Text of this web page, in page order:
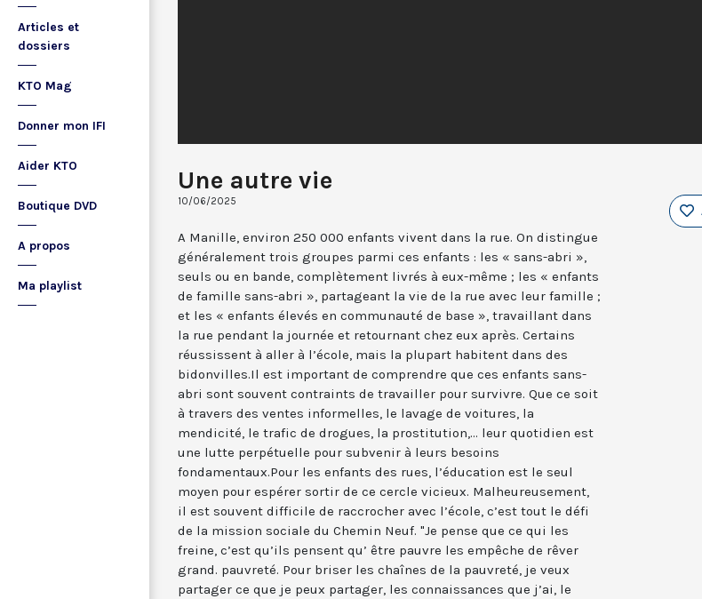
Articles et
dossiers
KTO Mag
Donner mon IFI
Aider KTO
Boutique DVD
A propos
Ma playlist
Une autre vie
10/06/2025
A Manille, environ 250 000 enfants vivent dans la rue. On distingue
généralement trois groupes parmi ces enfants : les « sans-abri »,
seuls ou en bande, complètement livrés à eux-même ; les « enfants
de famille sans-abri », partageant la vie de la rue avec leur famille ;
et les « enfants élevés en communauté de base », travaillant dans
la rue pendant la journée et retournant chez eux après. Certains
réussissent à aller à l’école, mais la plupart habitent dans des
bidonvilles.Il est important de comprendre que ces enfants sans-
abri sont souvent contraints de travailler pour survivre. Que ce soit
à travers des ventes informelles, le lavage de voitures, la
mendicité, le trafic de drogues, la prostitution,... leur quotidien est
une lutte perpétuelle pour subvenir à leurs besoins
fondamentaux.Pour les enfants des rues, l’éducation est le seul
moyen pour espérer sortir de ce cercle vicieux. Malheureusement,
il est souvent difficile de raccrocher avec l’école, c’est tout le défi
de la mission sociale du Chemin Neuf. "Je pense que ce qui les
freine, c’est qu’ils pensent qu’ être pauvre les empêche de rêver
grand. pauvreté. Pour briser les chaînes de la pauvreté, je veux
partager ce que je peux partager, les connaissances que j’ai, le